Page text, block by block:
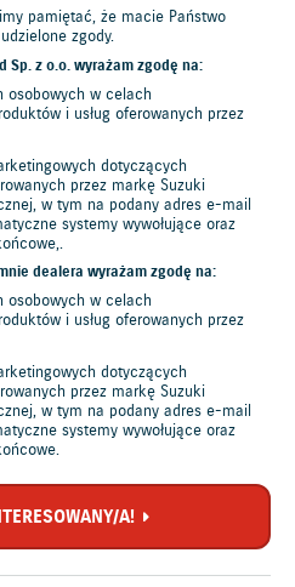
pamiętać, że macie Państwo
zgody.
Sp. z o.o. wyrażam zgodę na:
osobowych w celach
i usług oferowanych przez
dotyczących
przez markę Suzuki
w tym na podany adres e-mail
systemy wywołujące oraz
dealera wyrażam zgodę na:
osobowych w celach
i usług oferowanych przez
dotyczących
przez markę Suzuki
w tym na podany adres e-mail
systemy wywołujące oraz
A!